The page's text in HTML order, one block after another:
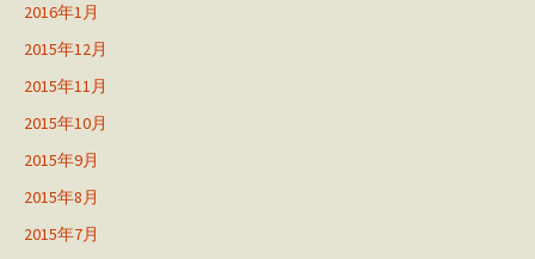
2016年1月
2015年12月
2015年11月
2015年10月
2015年9月
2015年8月
2015年7月